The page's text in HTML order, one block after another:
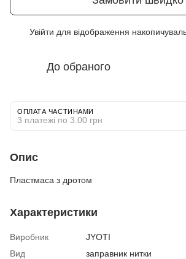
Увійти для відображення
До обраного
ОПЛАТА ЧАСТИНАМИ
3 платежі по 3.00 грн
Опис
Пластмаса з дротом
Характеристики
Виробник
JYOTI
Вид
заправник нитки